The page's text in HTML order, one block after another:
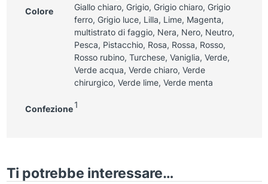
Colore
Giallo chiaro, Grigio, Grigio chiaro, Grigio
ferro, Grigio luce, Lilla, Lime, Magenta,
multistrato di faggio, Nera, Nero, Neutro,
Pesca, Pistacchio, Rosa, Rossa, Rosso,
Rosso rubino, Turchese, Vaniglia, Verde,
Verde acqua, Verde chiaro, Verde
chirurgico, Verde lime, Verde menta
Confezione 1
Ti potrebbe interessare…